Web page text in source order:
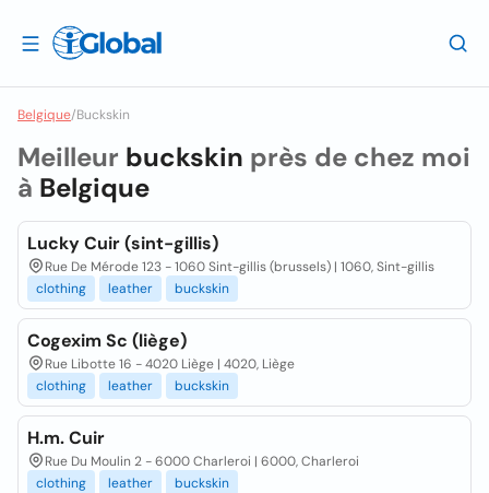
Belgique/Buckskin
Meilleur buckskin près de chez moi
à Belgique
Lucky Cuir (sint-gillis)
Rue De Mérode 123 - 1060 Sint-gillis (brussels) | 1060, Sint-gillis
clothing
leather buckskin
Cogexim Sc (liège)
Rue Libotte 16 - 4020 Liège | 4020, Liège
clothing
leather buckskin
H.m. Cuir
Rue Du Moulin 2 - 6000 Charleroi | 6000, Charleroi
clothing
leather buckskin